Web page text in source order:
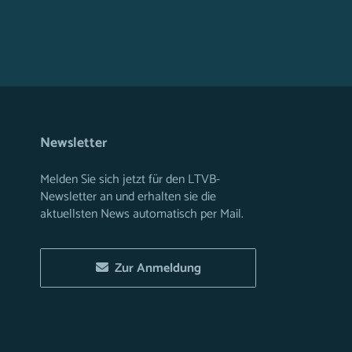
Newsletter
Melden Sie sich jetzt für den LTVB-
Newsletter an und erhalten sie die
aktuellsten News automatisch per Mail.
Zur Anmeldung